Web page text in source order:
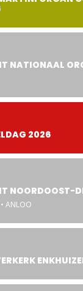
NATIONAAL
2026
NOORDOOST-
• ANLOO